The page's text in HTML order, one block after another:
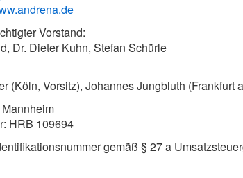
Vorstand:
Dr. Dieter Kuhn, Stefan Schürle
(Köln, Vorsitz), Johannes Jungbluth (Frankfurt
HRB 109694
gemäß § 27 a